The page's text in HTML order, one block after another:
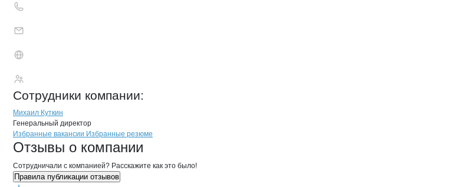
Сотрудники компании:
Михаил Куткин
Генеральный директор
Брендыкомпани Куткин М.М.
Вакансии вКуткин М.М.
Избранные вакансии Избранные резюме
Новости oКуткин М.М., ИП
Отзывы о компании
Сотрудничали с компанией? Расскажите как это было!
Правила публикации отзывов